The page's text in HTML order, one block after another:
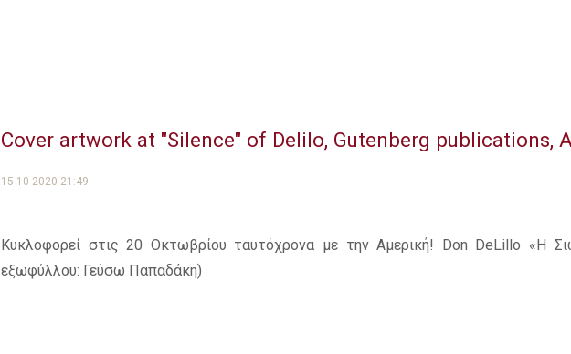
Cover artwork at "Silence" of Delilo, Gutenberg publications,
15-10-2020 21:49
Κυκλοφορεί στις 20 Οκτωβρίου ταυτόχρονα με την Αμερική! Don DeLillo «Η
εξωφύλλου: Γεύσω Παπαδάκη)